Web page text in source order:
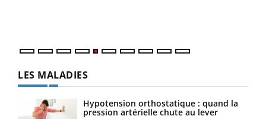
LES MALADIES
Hypotension orthostatique : quand la
pression artérielle chute au lever